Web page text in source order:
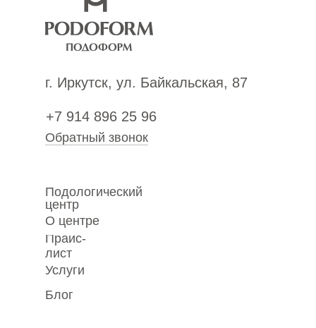
г. Иркутск, ул. Байкальская, 87
+7 914 896 25 96
Обратный звонок
Подологический
центр
О центре
Прайс-
лист
Услуги
Блог